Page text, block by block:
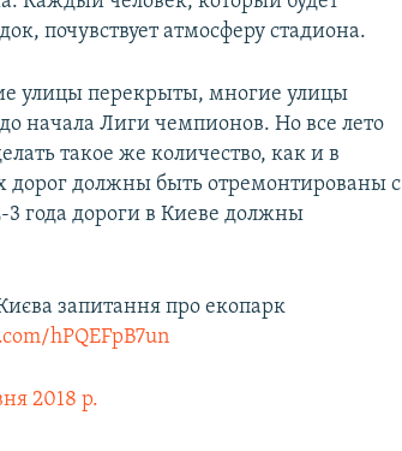
почувствует атмосферу стадиона.
улицы перекрыты, многие улицы
начала Лиги чемпионов. Но все лето
такое же количество, как и в
дорог должны быть отремонтированы с
3 года дороги в Киеве должны
запитання про екопарк
hPQEFpB7un
2018 р.